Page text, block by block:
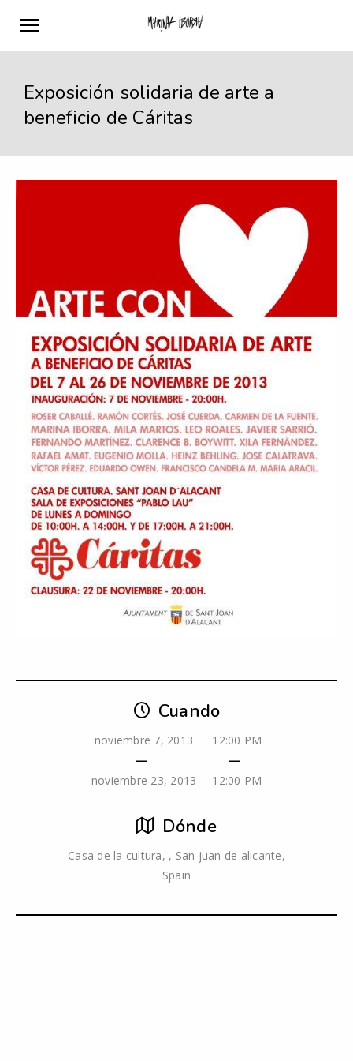
Exposición solidaria de arte a
beneficio de Cáritas
Cuando
noviembre 7, 2013
noviembre 23, 2013
12:00 PM
12:00 PM
Dónde
Casa de la cultura, , San juan de alicante,
Spain